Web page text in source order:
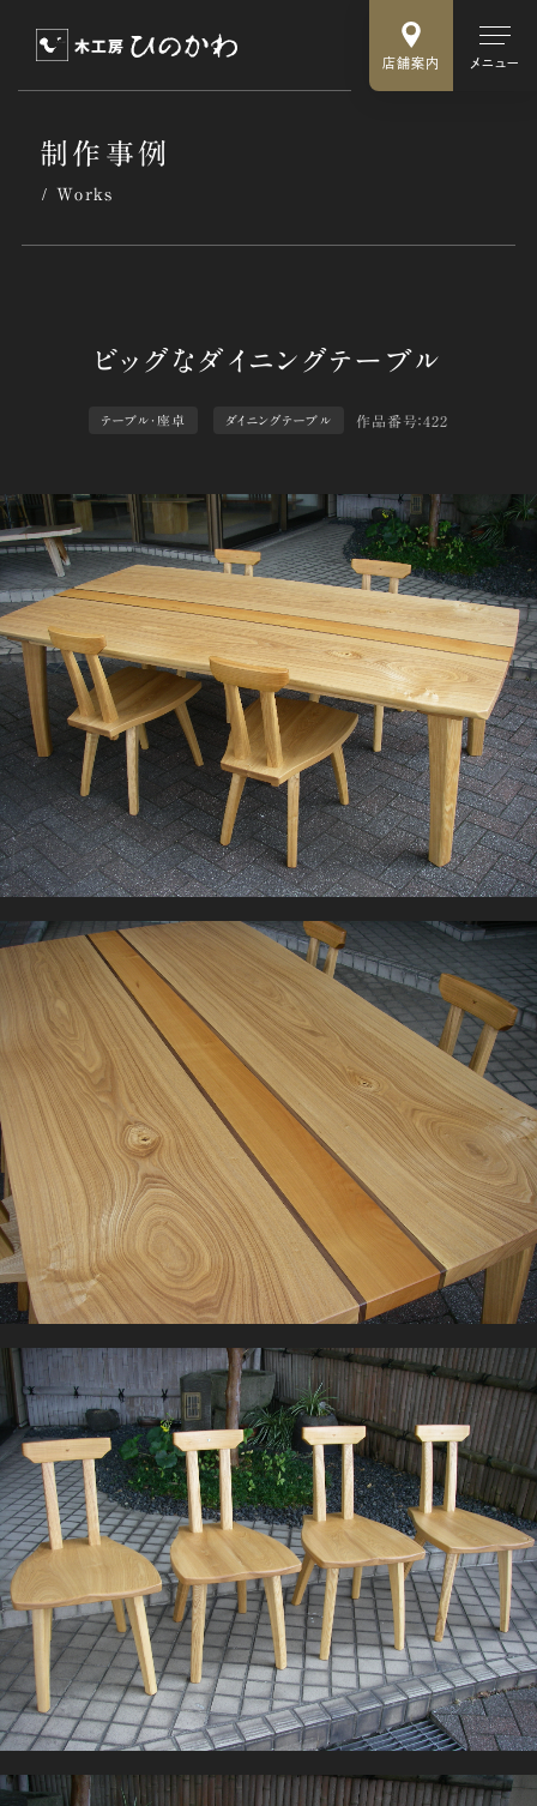
店舗案内 メニュー
制作事例
Works
テーブル・座卓 ダイニングテーブル 作品番号：422